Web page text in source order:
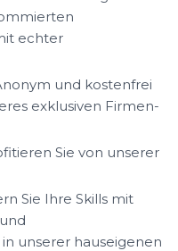
echter
und kostenfrei
exklusiven Firmen-
Sie von unserer
Sie Ihre Skills mit
unserer hauseigenen